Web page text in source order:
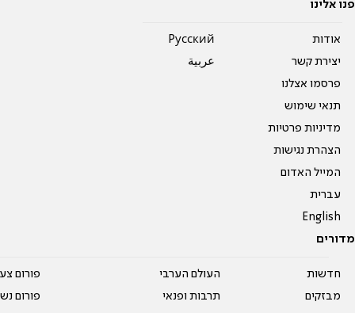
פנו אלינו
אודות
יצירת קשר
פרסמו אצלנו
תנאי שימוש
מדיניות פרטיות
הצהרת נגישות
המייל האדום
עברית
English
Pусский
عربية
מדורים
חדשות
מבזקים
העולם הערבי
תרבות ופנאי
פורום
פורום